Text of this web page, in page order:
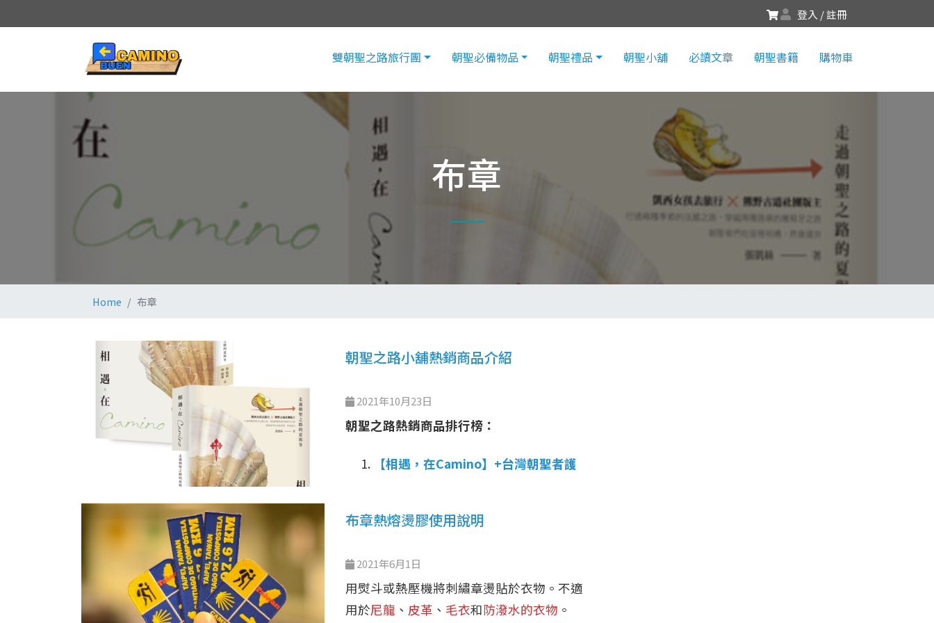
登入 / 註冊
雙朝聖之路旅行團 朝聖必備物品 朝聖禮品 朝聖小舖 必讀文章 朝聖書籍 購物車
布章
Home 布章
朝聖之路小舖熱銷商品介紹
2021年10月23日
朝聖之路熱銷商品排行榜：
【相遇，在Camino】+台灣朝聖者護
金色朝聖無框畫、夢想天空無框畫
朝聖之路貝殼
朝聖之路台灣布章
布章熱熔燙膠使用說明
2021年6月1日
用熨斗或熱壓機將刺繡章燙貼於衣物。不適
用於尼龍 、 皮革 、 毛衣和防潑水的衣物 。